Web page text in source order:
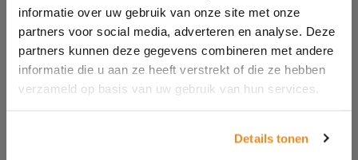
informatie over uw gebruik van onze site met onze
partners voor social media, adverteren en analyse. Deze
partners kunnen deze gegevens combineren met andere
informatie die u aan ze heeft verstrekt of die ze hebben
verzameld op basis van uw gebruik van hun services.
Details tonen
In het kort
Umbraco 10 is een nieuwe hoofdversie die het CMS
helemaal up-to-date brengt met de nieuwste functies
en ontwikkelingen van Microsoft en die Umbraco-
in zodat wij een persoonlijk advies kunnen maken die